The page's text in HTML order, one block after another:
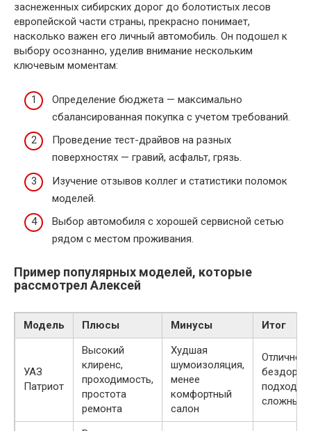
заснеженных сибирских дорог до болотистых лесов
европейской части страны, прекрасно понимает,
насколько важен его личный автомобиль. Он подошел к
выбору осознанно, уделив внимание нескольким
ключевым моментам:
Определение бюджета — максимально
сбалансированная покупка с учетом требований.
Проведение тест-драйвов на разных
поверхностях — гравий, асфальт, грязь.
Изучение отзывов коллег и статистики поломок
моделей.
Выбор автомобиля с хорошей сервисной сетью
рядом с местом проживания.
Пример популярных моделей, которые
рассмотрел Алексей
Модель Плюсы Минусы Итог
УАЗ
Патриот
Высокий
клиренс,
проходимость,
простота
ремонта
Худшая
шумоизоляция,
менее
комфортный
салон
Отлично
подходит
сложных